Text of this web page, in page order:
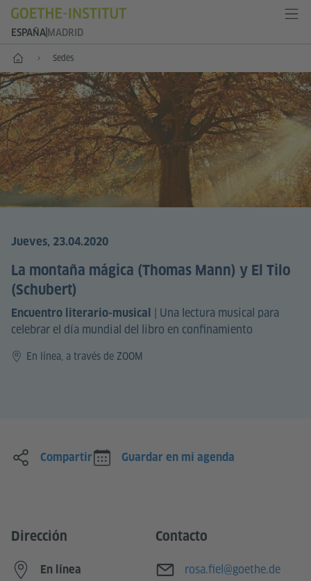
ESPAÑA MADRID
Inicio Sedes
Jueves, 23.04.2020
La montaña mágica (Thomas Mann) y El Tilo
(Schubert)
Encuentro literario-musical | Una lectura musical para
celebrar el día mundial del libro en confinamiento
En línea, a través de ZOOM
©
Compartir Guardar en mi agenda
Dirección
En línea
Contacto
Correo electrónico
rosa.fiel@goethe.de